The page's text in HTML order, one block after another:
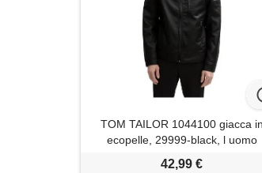
TOM TAILOR 1044100 giacca in
ecopelle, 29999-black, l uomo
42,99 €